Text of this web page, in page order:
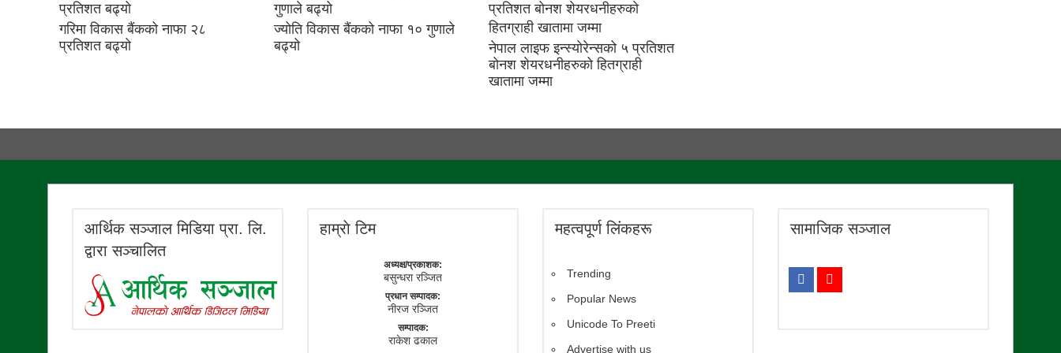
गरिमा विकास बैंकको नाफा २८
प्रतिशत बढ्यो
ज्योति विकास बैंकको नाफा १० गुणाले
बढ्यो
नेपाल लाइफ इन्स्योरेन्सको ५ प्रतिशत
बोनश शेयरधनीहरुको हितग्राही
खातामा जम्मा
आर्थिक सञ्जाल मिडिया प्रा. लि.
द्वारा सञ्चालित
हाम्राे टिम
अध्यक्ष/प्रकाशक:
बसुन्धरा रञ्जित
प्रधान सम्पादक:
नीरज रञ्जित
सम्पादक:
राकेश ढकाल
महत्वपूर्ण लिंकहरू
Trending
Popular News
Unicode To Preeti
Advertise with us
सामाजिक सञ्जाल